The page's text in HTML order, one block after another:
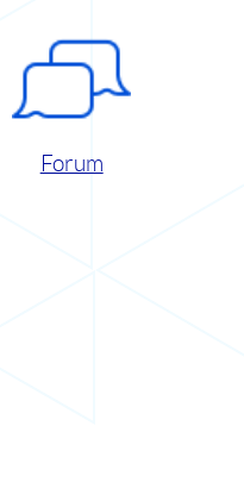
Forum